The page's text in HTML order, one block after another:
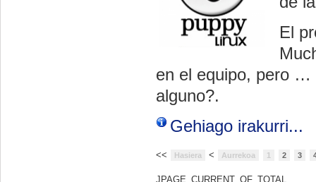
El
en el equipo, pero …
alguno?.
Gehiago irakurri...
<< Hasiera < Aurrekoa 1 2 3
JPAGE_CURRENT_OF_TOTAL